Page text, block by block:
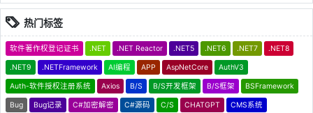
热门标签
软件著作权登记证书 .NET .NET Reactor .NET5 .NET6 .NET7 .NET8
.NET9 .NETFramework AI编程 APP AspNetCore AuthV3
Auth-软件授权注册系统 Axios B/S B/S开发框架 B/S框架 BSFramework
Bug Bug记录 C#加密解密 C#源码 C/S CHATGPT CMS系统